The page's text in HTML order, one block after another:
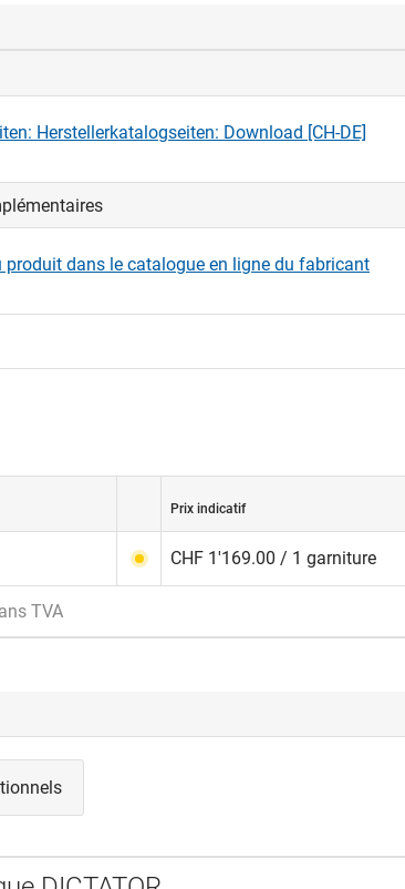
de rail HAWA-Junior 40-120 et EKU-PORTA
Herstellerkatalogseiten: Download [CH-DE]
produit dans le catalogue en ligne du fabricant
Prix indicatif
CHF 1'169.00 / 1 garniture
TVA